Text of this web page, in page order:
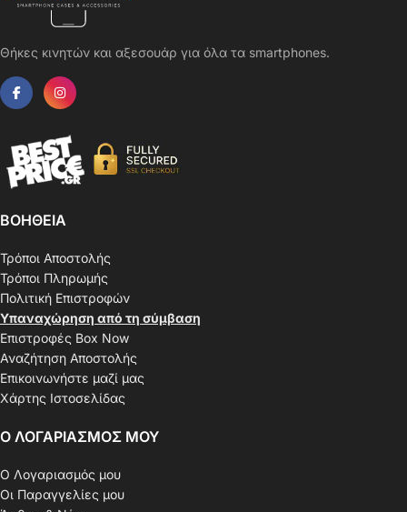
Θήκες κινητών και αξεσουάρ για όλα τα smartphones.
ΒΟΗΘΕΙΑ
Τρόποι Αποστολής
Τρόποι Πληρωμής
Πολιτική Επιστροφών
Υπαναχώρηση από τη σύμβαση
Επιστροφές Box Now
Αναζήτηση Αποστολής
Επικοινωνήστε μαζί μας
Χάρτης Ιστοσελίδας
Ο ΛΟΓΑΡΙΑΣΜΟΣ ΜΟΥ
Ο Λογαριασμός μου
Οι Παραγγελίες μου